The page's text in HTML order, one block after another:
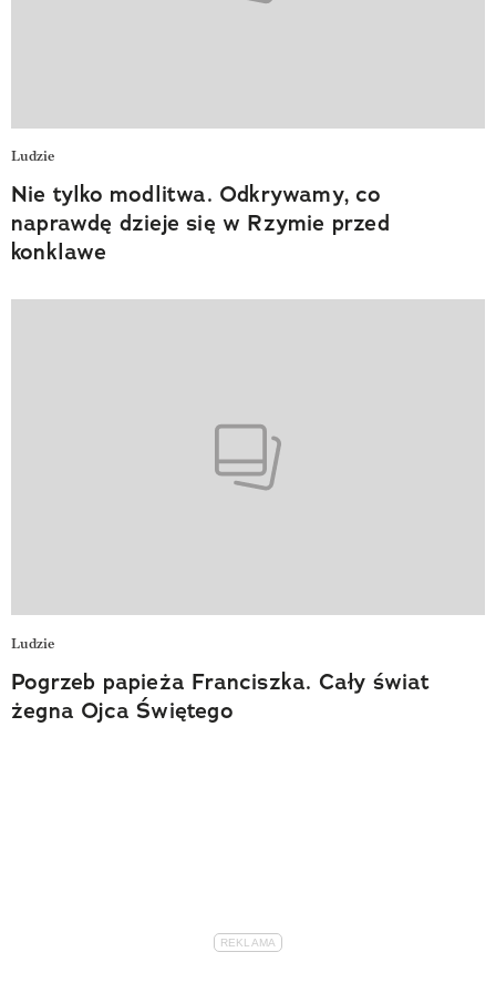
Ludzie
Nie tylko modlitwa. Odkrywamy, co
naprawdę dzieje się w Rzymie przed
konklawe
Ludzie
Pogrzeb papieża Franciszka. Cały świat
żegna Ojca Świętego